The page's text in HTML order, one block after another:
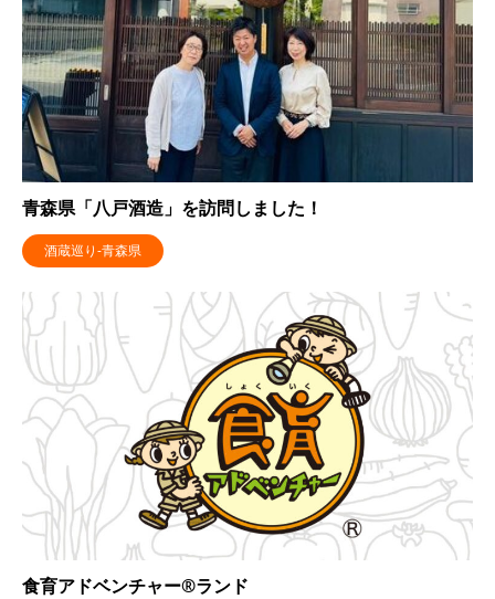
青森県「八戸酒造」を訪問しました！
酒蔵巡り-青森県
食育アドベンチャー®ランド